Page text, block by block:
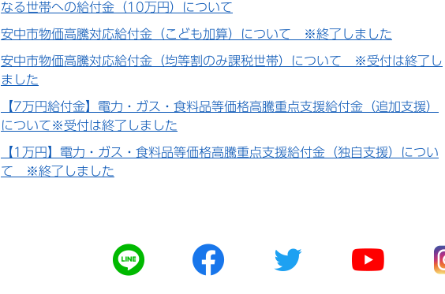
なる世帯への給付金（10万円）について
安中市物価高騰対応給付金（こども加算）について ※終了しました
安中市物価高騰対応給付金（均等割のみ課税世帯）について ※受付は終了し
ました
【7万円給付金】電力・ガス・食料品等価格高騰重点支援給付金（追加支援）
について※受付は終了しました
【1万円】電力・ガス・食料品等価格高騰重点支援給付金（独自支援）につい
て ※終了しました
公
式
公
式
公
式
公
式
公
式